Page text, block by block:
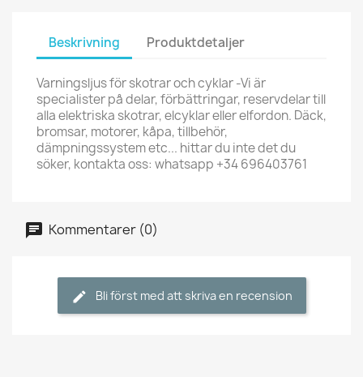
Beskrivning Produktdetaljer
Varningsljus för skotrar och cyklar -Vi är
specialister på delar, förbättringar, reservdelar till
alla elektriska skotrar, elcyklar eller elfordon. Däck,
bromsar, motorer, kåpa, tillbehör,
dämpningssystem etc... hittar du inte det du
söker, kontakta oss: whatsapp +34 696403761
Kommentarer (0)
Bli först med att skriva en recension